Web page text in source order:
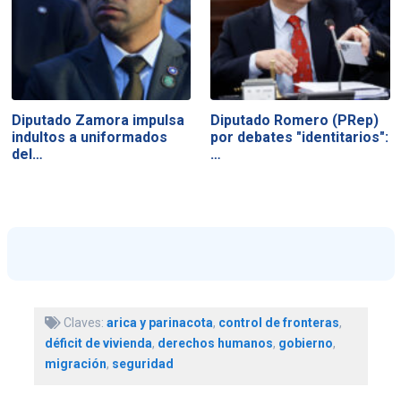
Diputado Zamora impulsa
indultos a uniformados
del…
Diputado Romero (PRep)
por debates "identitarios":
…
Claves: arica y parinacota, control de fronteras,
déficit de vivienda, derechos humanos, gobierno,
migración, seguridad